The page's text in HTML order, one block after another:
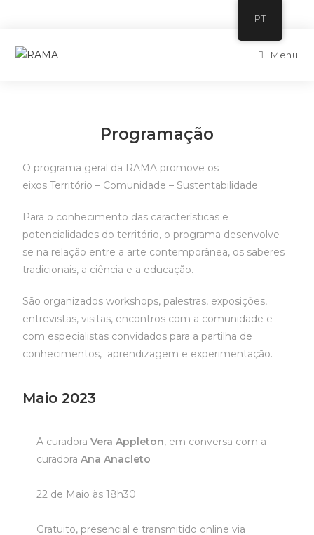
Menu
Programação
O programa geral da RAMA promove os
eixos Território – Comunidade – Sustentabilidade
Para o conhecimento das características e
potencialidades do território, o programa desenvolve-
se na relação entre a arte contemporânea, os saberes
tradicionais, a ciência e a educação.
São organizados workshops, palestras, exposições,
entrevistas, visitas, encontros com a comunidade e
com especialistas convidados para a partilha de
conhecimentos, aprendizagem e experimentação.
Maio 2023
A curadoraVera Appleton, em conversa com a
curadoraAna Anacleto
22 de Maio às 18h30
Gratuito, presencial e transmitido online via
PT